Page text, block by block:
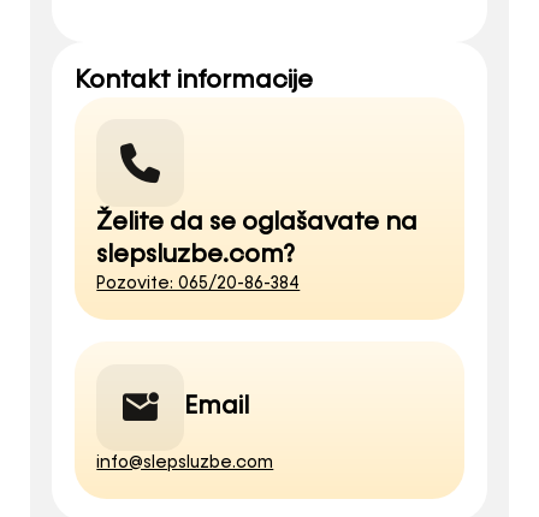
Kontakt informacije
Želite da se oglašavate na
slepsluzbe.com?
Pozovite: 065/20-86-384
Email
info@slepsluzbe.com